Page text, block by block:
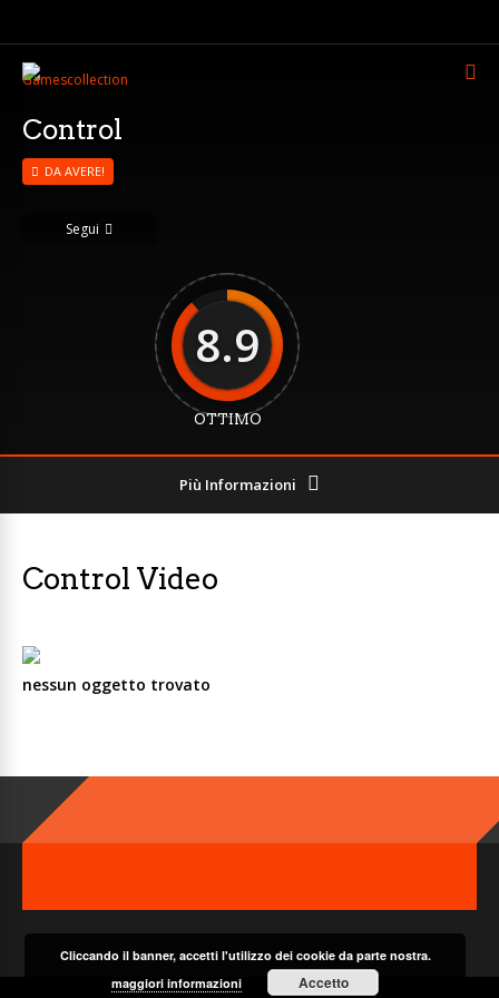
Control
DA AVERE!
Segui
8.9
OTTIMO
Più Informazioni
Control Video
nessun oggetto trovato
Cliccando il banner, accetti l'utilizzo dei cookie da parte nostra.
maggiori informazioni
Accetto